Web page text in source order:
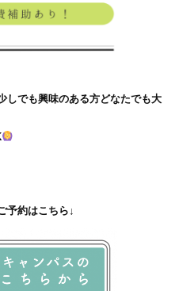
しでも興味のある方どなたでも大
予約はこちら↓